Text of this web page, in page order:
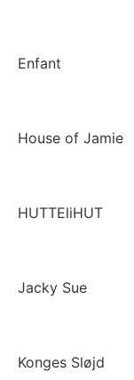
Enfant
House of Jamie
HUTTEliHUT
Jacky Sue
Konges Sløjd